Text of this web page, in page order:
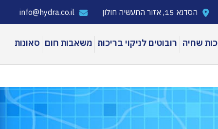
הסדנא 15, אזור התעשיה חולון
שחיה רובוטים לניקוי בריכות משאבות חום סאונות